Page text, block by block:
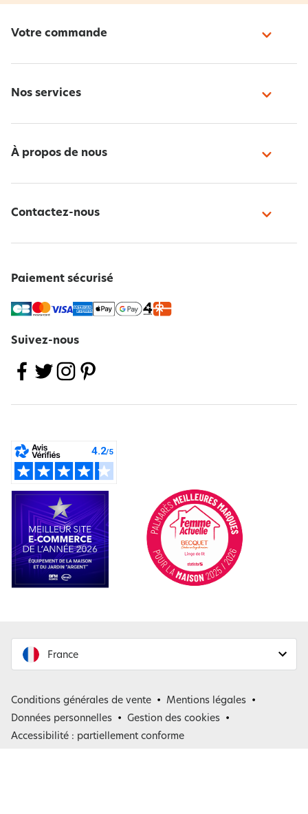
Votre commande
Nos services
À propos de nous
Contactez-nous
Paiement sécurisé
Suivez-nous
France
Belgique
Conditions générales de vente
Mentions légales
Données personnelles
Gestion des cookies
Accessibilité : partiellement conforme